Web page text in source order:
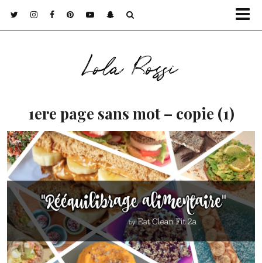
Lola Rossi
1ere page sans mot – copie (1)